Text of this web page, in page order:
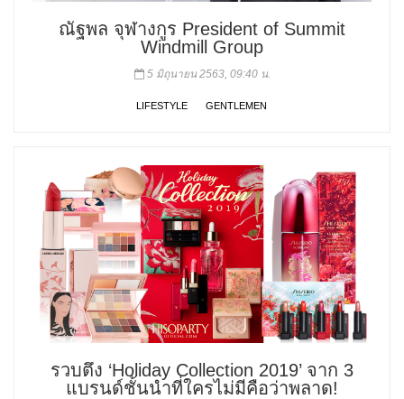
ณัฐพล จุฬางกูร President of Summit
Windmill Group
5 มิถุนายน 2563, 09:40 น.
LIFESTYLE GENTLEMEN
รวบตึง ‘Holiday Collection 2019’ จาก 3
แบรนด์ชั้นนำที่ใครไม่มีคือว่าพลาด!